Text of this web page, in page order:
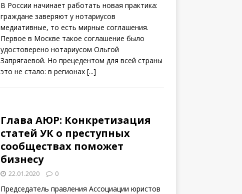
В России начинает работать новая практика:
граждане заверяют у нотариусов
медиативные, то есть мирные соглашения.
Первое в Москве такое соглашение было
удостоверено нотариусом Ольгой
Запрягаевой. Но прецедентом для всей страны
это не стало: в регионах [...]
Глава АЮР: Конкретизация
статей УК о преступных
сообществах поможет
бизнесу
22.01.2020 0
Председатель правления Ассоциации юристов